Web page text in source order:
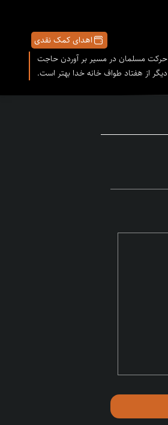
اهدای کمک نقدی
حرکت مسلمان در مسیر بر آوردن حاجت
از هفتاد طواف خانه خدا بهتر است.